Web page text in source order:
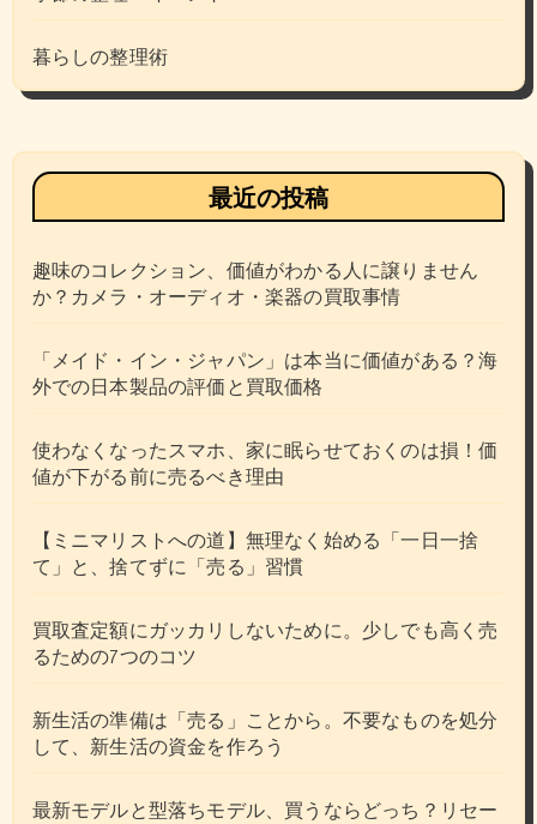
暮らしの整理術
最近の投稿
趣味のコレクション、価値がわかる人に譲りません
か？カメラ・オーディオ・楽器の買取事情
「メイド・イン・ジャパン」は本当に価値がある？海
外での日本製品の評価と買取価格
使わなくなったスマホ、家に眠らせておくのは損！価
値が下がる前に売るべき理由
【ミニマリストへの道】無理なく始める「一日一捨
て」と、捨てずに「売る」習慣
買取査定額にガッカリしないために。少しでも高く売
るための7つのコツ
新生活の準備は「売る」ことから。不要なものを処分
して、新生活の資金を作ろう
最新モデルと型落ちモデル、買うならどっち？リセー